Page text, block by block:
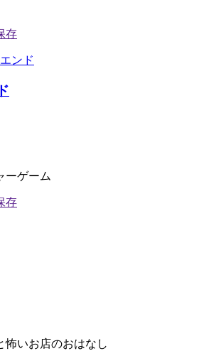
ーゲーム
怖いお店のおはなし